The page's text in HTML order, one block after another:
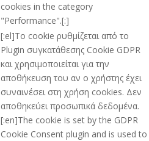
cookies in the category
"Performance".[:]
[:el]Το cookie ρυθμίζεται από το
Plugin συγκατάθεσης Cookie GDPR
και χρησιμοποιείται για την
αποθήκευση του αν ο χρήστης έχει
συναινέσει στη χρήση cookies. Δεν
αποθηκεύει προσωπικά δεδομένα.
[:en]The cookie is set by the GDPR
Cookie Consent plugin and is used to